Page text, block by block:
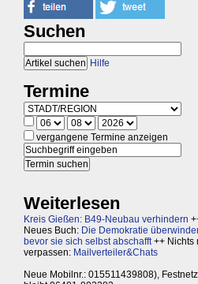
Suchen
Hilfe
Termine
vergangene Termine anzeigen
Weiterlesen
Kreis Gießen: B49-Neubau verhindern
Neues Buch: Die Demokratie
bevor sie sich selbst abschafft++ Nichts
verpassen: Mailverteiler&Chats
Neue Mobilnr.: 015511439808), Festnetz